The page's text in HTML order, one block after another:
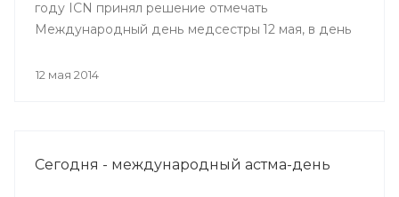
году ICN принял решение отмечать
Международный день медсестры 12 мая, в день
основательниц службы сестёр милосердия
12 мая 2014
Сегодня - международный астма-день